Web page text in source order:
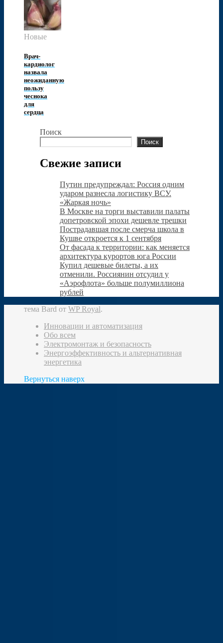
Новые
Врач-
кардиолог
назвала
неожиданную
пользу
чеснока
для
сердца
Поиск
Поиск
Свежие записи
Путин предупреждал: Россия одним
ударом разнесла логистику ВСУ.
«Жаркая ночь»
В Москве на торги выставили палаты
допетровской эпохи дешевле трешки
Пострадавшая после смерча школа в
Кушве откроется к 1 сентября
От фасада к территории: как меняется
архитектура курортов юга России
Купил дешевые билеты, а их
отменили. Россиянин отсудил у
«Аэрофлота» больше полумиллиона
рублей
тема Bard от WP Royal.
Инновации и автоматизация
Обо всем
Электромонтаж и безопасность
Энергоэффективность и альтернативная
энергетика
Вернуться наверх